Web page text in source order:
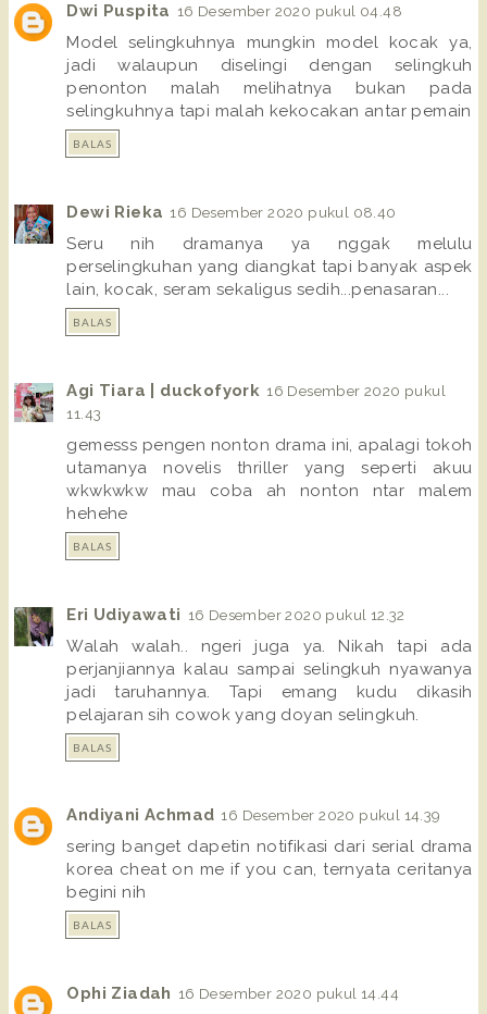
Dwi Puspita 16 Desember 2020 pukul 04.48
Model selingkuhnya mungkin model kocak ya,
jadi walaupun diselingi dengan selingkuh
penonton malah melihatnya bukan pada
selingkuhnya tapi malah kekocakan antar pemain
BALAS
Dewi Rieka 16 Desember 2020 pukul 08.40
Seru nih dramanya ya nggak melulu
perselingkuhan yang diangkat tapi banyak aspek
lain, kocak, seram sekaligus sedih...penasaran...
BALAS
Agi Tiara | duckofyork 16 Desember 2020 pukul
11.43
gemesss pengen nonton drama ini, apalagi tokoh
utamanya novelis thriller yang seperti akuu
wkwkwkw mau coba ah nonton ntar malem
hehehe
BALAS
Eri Udiyawati 16 Desember 2020 pukul 12.32
Walah walah.. ngeri juga ya. Nikah tapi ada
perjanjiannya kalau sampai selingkuh nyawanya
jadi taruhannya. Tapi emang kudu dikasih
pelajaran sih cowok yang doyan selingkuh.
BALAS
Andiyani Achmad 16 Desember 2020 pukul 14.39
sering banget dapetin notifikasi dari serial drama
korea cheat on me if you can, ternyata ceritanya
begini nih
BALAS
Ophi Ziadah 16 Desember 2020 pukul 14.44